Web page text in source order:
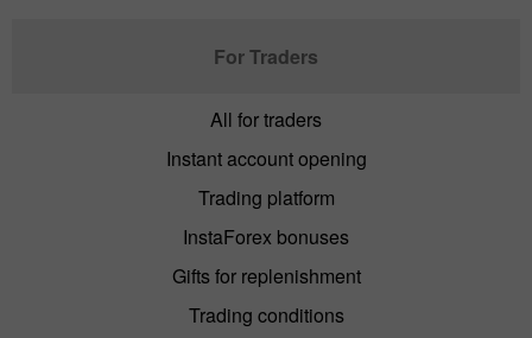
For Traders
All for traders
Instant account opening
Trading platform
InstaForex bonuses
Gifts for replenishment
Trading conditions